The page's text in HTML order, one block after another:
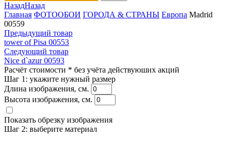
НазадНазад
Главная ФОТООБОИ ГОРОДА & СТРАНЫ Европа Madrid
00559
Предыдущий товар
tower of Pisa 00553
Следующий товар
Nice d`azur 00593
Расчёт стоимости * без учёта действуюших акций
Шаг 1: укажите нужный размер
Длина изображения, см.
Высота изображения, см.
Показать обрезку изображения
Шаг 2: выберите материал